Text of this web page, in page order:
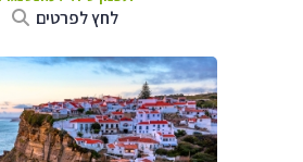
לחץ לפרטים